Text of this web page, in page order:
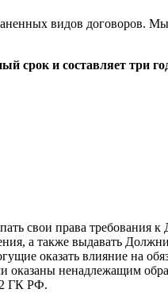
видов
срок и составляет три
свои права
а также выдавать
оказать влияние на
оказаны ненадлежащим
ГК РФ.